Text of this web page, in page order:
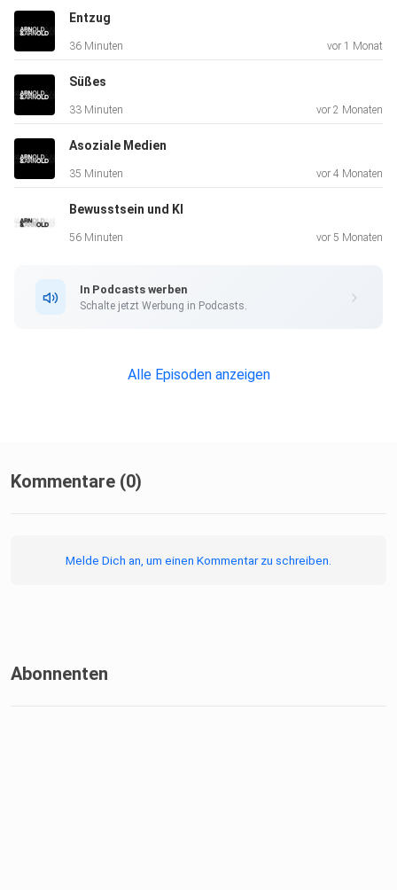
Entzug
36 Minuten vor 1 Monat
Süßes
33 Minuten vor 2 Monaten
Asoziale Medien
35 Minuten vor 4 Monaten
Bewusstsein und KI
56 Minuten vor 5 Monaten
In Podcasts werben
Schalte jetzt Werbung in Podcasts.
Alle Episoden anzeigen
Kommentare (0)
Melde Dich an, um einen Kommentar zu schreiben.
Abonnenten